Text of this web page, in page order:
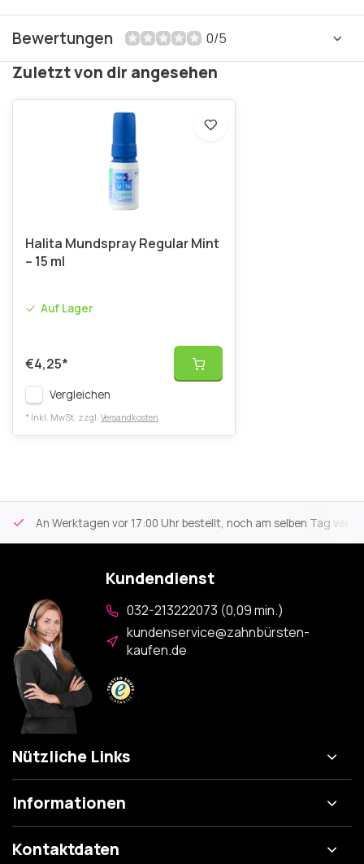
Bewertungen 0/5
Zuletzt von dir angesehen
Halita Mundspray Regular Mint
– 15 ml
Auf Lager
€4,25*
Vergleichen
* Inkl. MwSt. zzgl. Versandkosten
An Werktagen vor 17:00 Uhr bestellt, noch am selben Tag
Kundendienst
032-213222073 (0,09 min.)
kundenservice@zahnbürsten-
kaufen.de
Nützliche Links
Informationen
Kontaktdaten